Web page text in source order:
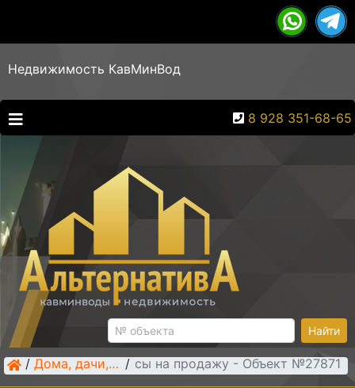
Недвижимость КавМинВод
8 928 351-68-65
Найти
/ Дома, дачи, таунхаусы /
Дома, дачи, таунхаусы на продажу - Объект №27871